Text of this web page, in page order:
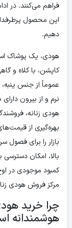
فراهم می‌کنند. در
این محصول
دهیم.
هودی، یک پوشاک
کاپشن، با کلاه و
عموماً از جنس پنبه،
نرم و از بیرون
هودی زنانه،
بهره‌گیری از
بازار را برای
بالا، امکان
کمبود موجودی در
مرکز فروش هودی
چرا خرید
هوشمندانه